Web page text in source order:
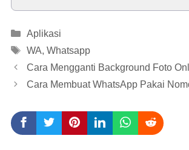
Categories
Aplikasi
Tags
WA, Whatsapp
Cara Mengganti Background Foto
Cara Membuat WhatsApp Pakai